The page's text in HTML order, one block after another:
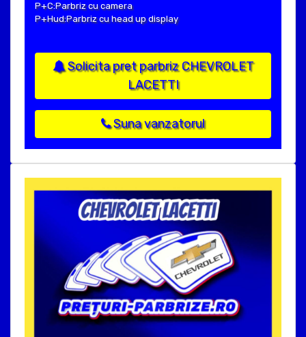
P+C:Parbriz cu camera
P+Hud:Parbriz cu head up display
Solicita pret parbriz CHEVROLET
LACETTI
Suna vanzatorul